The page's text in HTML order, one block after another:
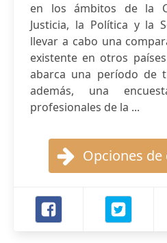
en los ámbitos de la
Justicia, la Política y la
llevar a cabo una
existente en otros
abarca una período de
además, una
profesionales de la ...
Opciones de